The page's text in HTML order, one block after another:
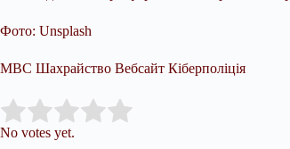
Фото: Unsplash
МВС Шахрайство Вебсайт Кіберполіція
Rate this item:
No votes yet.